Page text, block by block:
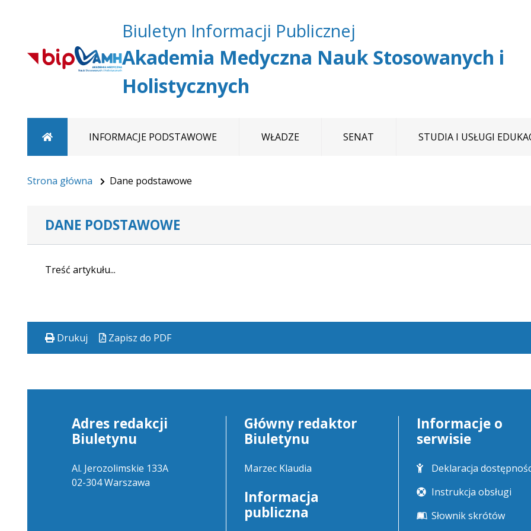
głównego menu
Biuletyn Informacji Publicznej
Akademia Medyczna Nauk Stosowanych i
Holistycznych
Strona głównaINFORMACJE PODSTAWOWE WŁADZE SENAT STUDIA I USŁUGI
Strona główna Dane podstawowe
DANE PODSTAWOWE
Treść artykułu...
Drukuj Zapisz do PDF
Adres redakcji
Biuletynu
Al. Jerozolimskie 133A
02-304 Warszawa
Główny redaktor
Biuletynu
Marzec Klaudia
Informacja
publiczna
Informacje o
serwisie
Deklaracja
Instrukcja obsługi
Słownik skrótów